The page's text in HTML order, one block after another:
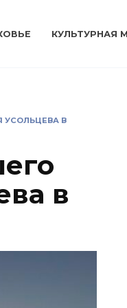
КУЛЬТУРНАЯ
УСОЛЬЦЕВА В
в